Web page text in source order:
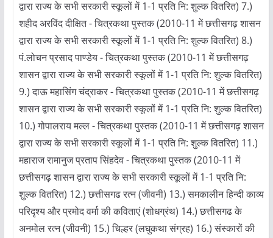
द्वारा राज्य के सभी सरकारी स्कूलों में 1-1 प्रति नि: शुल्क वितरित) 7.)
शहीद अरविंद दीक्षित - चित्रकथा पुस्तक (2010-11 में छत्तीसगढ़ शासन
द्वारा राज्य के सभी सरकारी स्कूलों में 1-1 प्रति नि: शुल्क वितरित) 8.)
पं.लोचन प्रसाद पाण्डेय - चित्रकथा पुस्तक (2010-11 में छत्तीसगढ़
शासन द्वारा राज्य के सभी सरकारी स्कूलों में 1-1 प्रति नि: शुल्क वितरित)
9.) दाऊ महासिंग चंद्राकर - चित्रकथा पुस्तक (2010-11 में छत्तीसगढ़
शासन द्वारा राज्य के सभी सरकारी स्कूलों में 1-1 प्रति नि: शुल्क वितरित)
10.) गोपालराय मल्ल - चित्रकथा पुस्तक (2010-11 में छत्तीसगढ़ शासन
द्वारा राज्य के सभी सरकारी स्कूलों में 1-1 प्रति नि: शुल्क वितरित) 11.)
महाराज रामानुज प्रताप सिंहदेव - चित्रकथा पुस्तक (2010-11 में
छत्तीसगढ़ शासन द्वारा राज्य के सभी सरकारी स्कूलों में 1-1 प्रति नि:
शुल्क वितरित) 12.) छत्तीसगढ रत्न (जीवनी) 13.) समकालीन हिन्दी काव्य
परिदृश्य और प्रमोद वर्मा की कविताएं (शोधग्रंथ) 14.) छत्तीसगढ के
अनमोल रत्न (जीवनी) 15.) चिल्हर (लघुकथा संग्रह) 16.) संस्कारों की